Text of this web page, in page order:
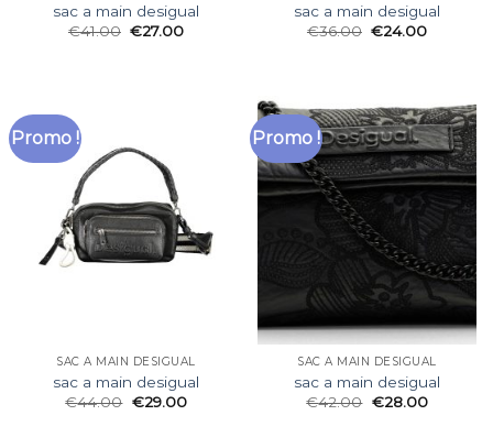
sac a main desigual
€41.00 €27.00
sac a main desigual
€36.00 €24.00
Promo !
SAC A MAIN DESIGUAL
sac a main desigual
€44.00 €29.00
Promo !
SAC A MAIN DESIGUAL
sac a main desigual
€42.00 €28.00